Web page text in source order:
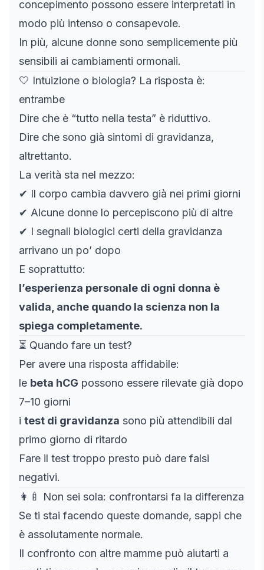
concepimento possono essere interpretati in
modo più intenso o consapevole.
In più, alcune donne sono semplicemente più
sensibili ai cambiamenti ormonali.
🤍 Intuizione o biologia? La risposta è:
entrambe
Dire che è “tutto nella testa” è riduttivo.
Dire che sono già sintomi di gravidanza,
altrettanto.
La verità sta nel mezzo:
✔ Il corpo cambia davvero già nei primi giorni
✔ Alcune donne lo percepiscono più di altre
✔ I segnali biologici certi della gravidanza
arrivano un po’ dopo
E soprattutto:
l’esperienza personale di ogni donna è
valida, anche quando la scienza non la
spiega completamente.
⏳ Quando fare un test?
Per avere una risposta affidabile:
le beta hCG possono essere rilevate già dopo
7–10 giorni
i test di gravidanza sono più attendibili dal
primo giorno di ritardo
Fare il test troppo presto può dare falsi
negativi.
👩‍🍼 Non sei sola: confrontarsi fa la differenza
Se ti stai facendo queste domande, sappi che
è assolutamente normale.
Il confronto con altre mamme può aiutarti a